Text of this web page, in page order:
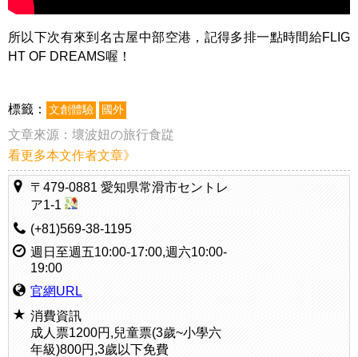
所以下次有來到名古屋中部空港，記得多排一點時間給FLIG
HT OF DREAMS喔！
標籤： 文創體驗 國外
文章來源： 壞波妞の旅行食踨
看更多本文作者文章》
〒479-0881 愛知県常滑市セントレ
ア1-1
(+81)569-38-1195
週日至週五10:00-17:00,週六10:00-
19:00
官網URL
消費資訊
成人票1200円,兒童票(3歲~小學六
年級)800円,3歲以下免費